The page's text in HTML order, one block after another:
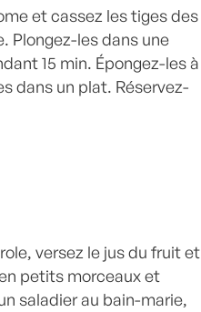
et cassez les tiges des
Plongez-les dans une
15 min. Épongez-les à
dans un plat. Réservez-
versez le jus du fruit et
petits morceaux et
saladier au bain-marie,